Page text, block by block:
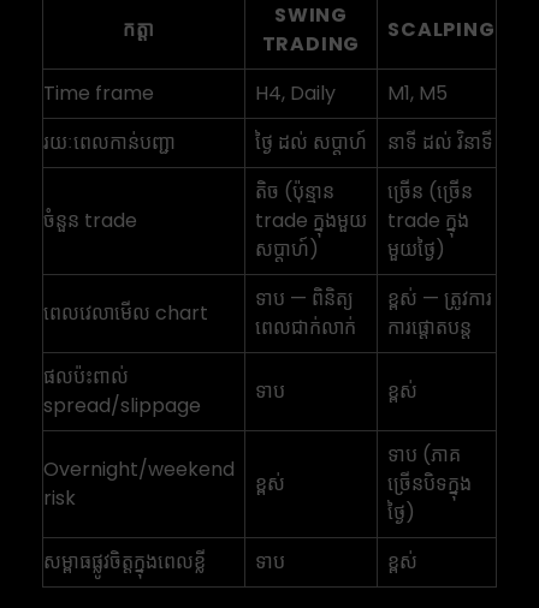
កត្តា
SWING
TRADING
SCALPING
Time frame H4, Daily
M1, M5
រយៈពេលកាន់បញ្ជា
ថ្ងៃ ដល់ សប្តាហ៍ នាទី ដល់ វិនាទី
ចំនួន trade
តិច (ប៉ុន្មាន
trade ក្នុងមួយ
សប្តាហ៍)
ច្រើន (ច្រើន
trade ក្នុង
មួយថ្ងៃ)
ពេលវេលាមើល chart
ទាប — ពិនិត្យ
ពេលជាក់លាក់
ខ្ពស់ — ត្រូវការ
ការផ្តោតបន្ត
ផលប៉ះពាល់
spread/slippage
ទាប ខ្ពស់
Overnight/weekend
risk
ខ្ពស់
ទាប (ភាគ
ច្រើនបិទក្នុង
ថ្ងៃ)
សម្ពាធផ្លូវចិត្តក្នុងពេលខ្លី
ទាប ខ្ពស់